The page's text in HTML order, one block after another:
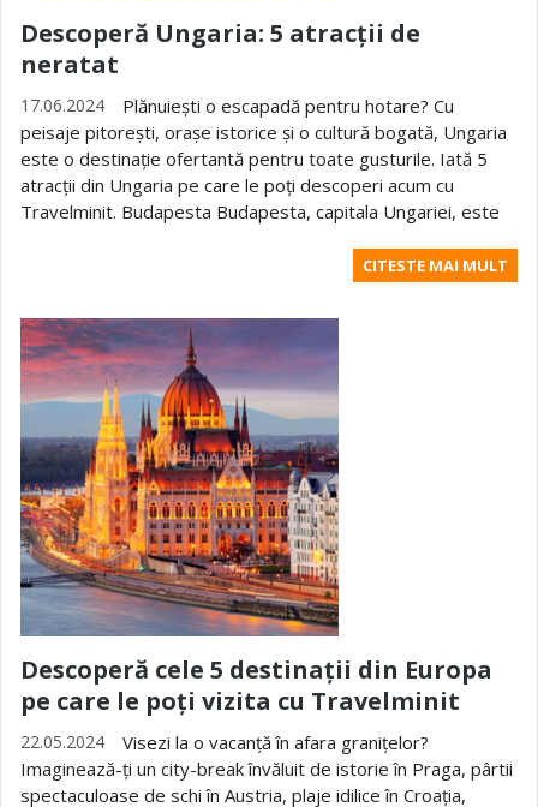
Descoperă Ungaria: 5 atracții de
neratat
17.06.2024
Plănuiești o escapadă pentru hotare? Cu
peisaje pitorești, orașe istorice și o cultură bogată, Ungaria
este o destinație ofertantă pentru toate gusturile. Iată 5
atracții din Ungaria pe care le poți descoperi acum cu
Travelminit. Budapesta Budapesta, capitala Ungariei, este
CITESTE MAI MULT
Descoperă cele 5 destinații din Europa
pe care le poți vizita cu Travelminit
22.05.2024
Visezi la o vacanță în afara granițelor?
Imaginează-ți un city-break învăluit de istorie în Praga, pârtii
spectaculoase de schi în Austria, plaje idilice în Croația,